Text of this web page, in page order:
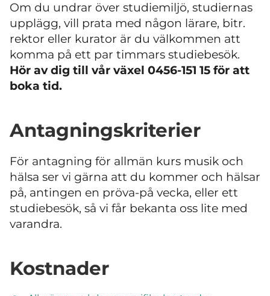
Om du undrar över studiemiljö, studiernas
upplägg, vill prata med någon lärare, bitr.
rektor eller kurator är du välkommen att
komma på ett par timmars studiebesök.
Hör av dig till vår växel 0456-151 15 för att
boka tid.
Antagningskriterier
För antagning för allmän kurs musik och
hälsa ser vi gärna att du kommer och hälsar
på, antingen en pröva-på vecka, eller ett
studiebesök, så vi får bekanta oss lite med
varandra.
Kostnader